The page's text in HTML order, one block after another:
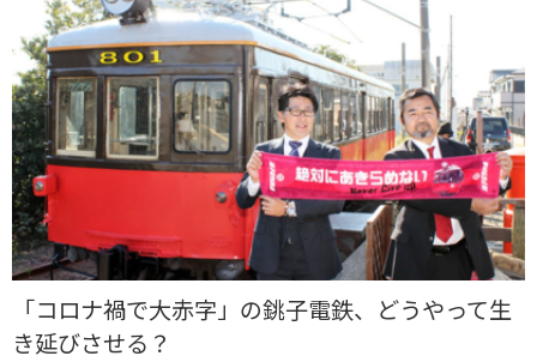
「コロナ禍で大赤字」の銚子電鉄、どうやって生
き延びさせる？